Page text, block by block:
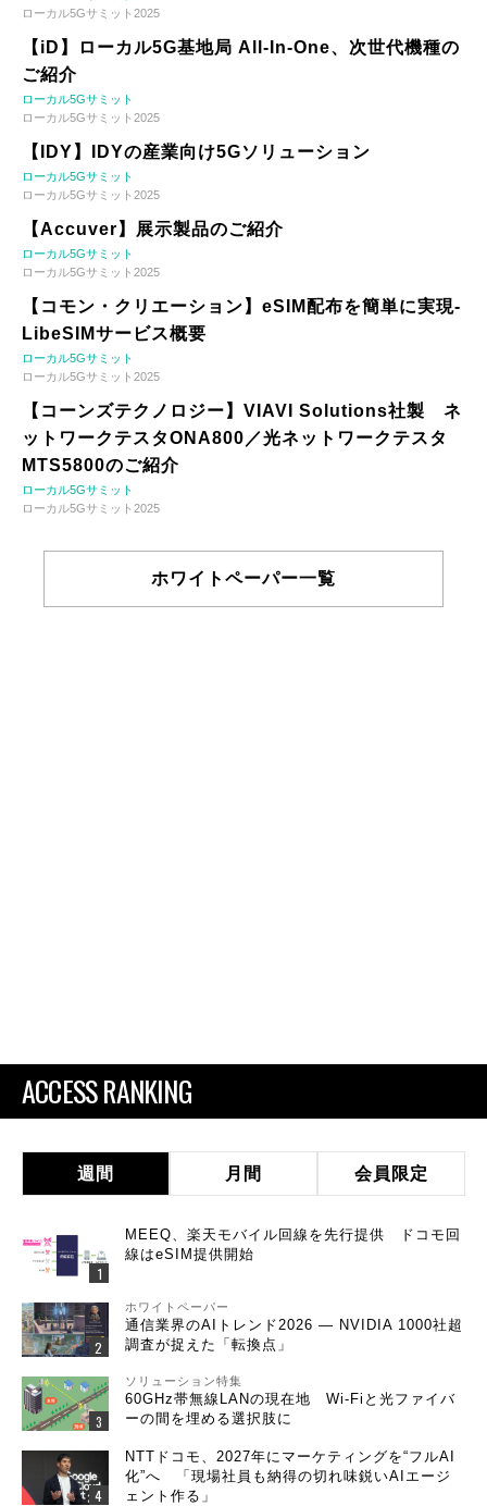
ローカル5Gサミット2025
【iD】ローカル5G基地局 All-In-One、次世代機種の
ご紹介
ローカル5Gサミット
ローカル5Gサミット2025
【IDY】IDYの産業向け5Gソリューション
ローカル5Gサミット
ローカル5Gサミット2025
【Accuver】展示製品のご紹介
ローカル5Gサミット
ローカル5Gサミット2025
【コモン・クリエーション】eSIM配布を簡単に実現-
LibeSIMサービス概要
ローカル5Gサミット
ローカル5Gサミット2025
【コーンズテクノロジー】VIAVI Solutions社製 ネ
ットワークテスタONA800／光ネットワークテスタ
MTS5800のご紹介
ローカル5Gサミット
ローカル5Gサミット2025
ホワイトペーパー一覧
ACCESS RANKING
週間 月間 会員限定
MEEQ、楽天モバイル回線を先行提供 ドコモ回
線はeSIM提供開始
ホワイトペーパー
通信業界のAIトレンド2026 ― NVIDIA 1000社超
調査が捉えた「転換点」
ソリューション特集
60GHz帯無線LANの現在地 Wi-Fiと光ファイバ
ーの間を埋める選択肢に
NTTドコモ、2027年にマーケティングを“フルAI
化”へ 「現場社員も納得の切れ味鋭いAIエージ
ェント作る」